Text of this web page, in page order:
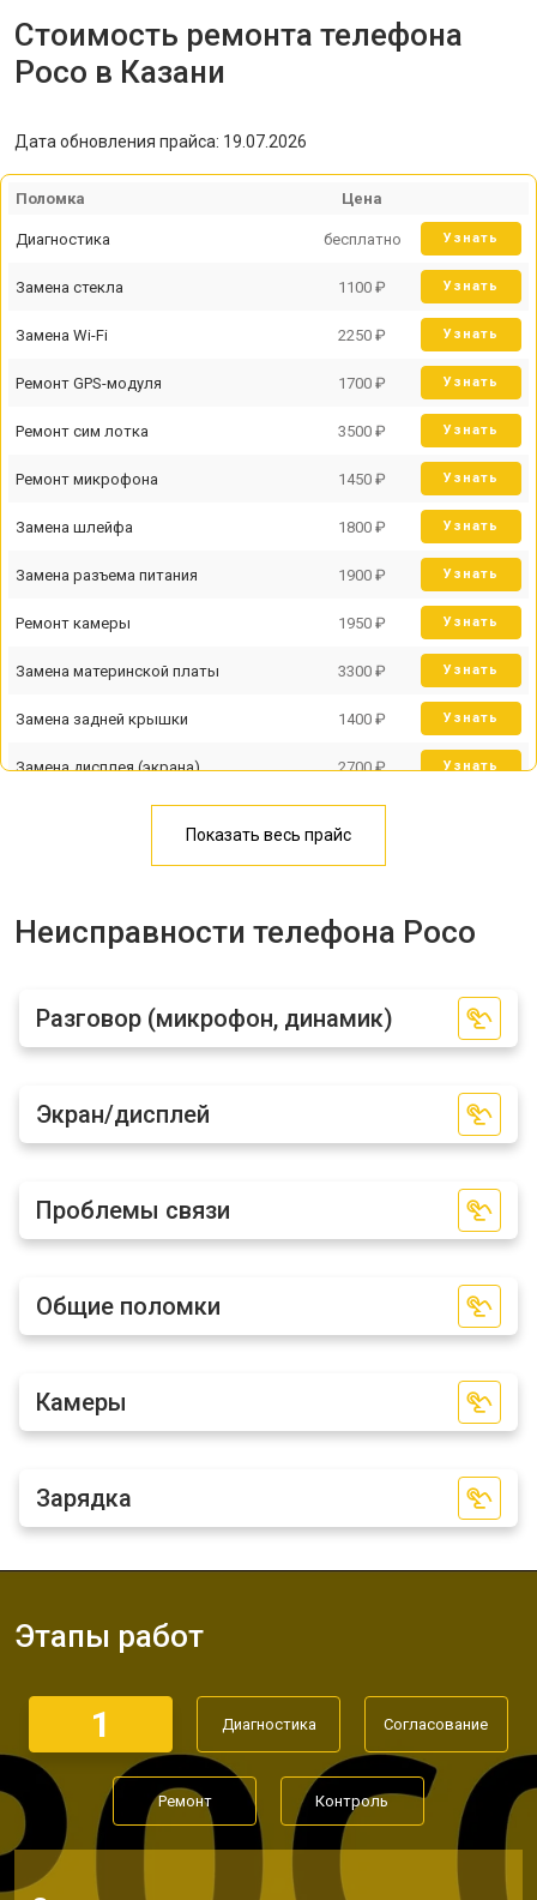
Стоимость ремонта телефона
Poco в Казани
Дата обновления прайса: 19.07.2026
Поломка Цена
Диагностика бесплатно Узнать
Замена стекла 1100 ₽ Узнать
Замена Wi-Fi 2250 ₽ Узнать
Ремонт GPS-модуля 1700 ₽ Узнать
Ремонт сим лотка 3500 ₽ Узнать
Ремонт микрофона 1450 ₽ Узнать
Замена шлейфа 1800 ₽ Узнать
Замена разъема питания 1900 ₽ Узнать
Ремонт камеры 1950 ₽ Узнать
Замена материнской платы 3300 ₽ Узнать
Замена задней крышки 1400 ₽ Узнать
Замена дисплея (экрана) 2700 ₽ Узнать
Замена кнопки включения 1750 ₽
Показать весь прайс
Неисправности телефона Poco
Разговор (микрофон, динамик)
Экран/дисплей
Проблемы связи
Общие поломки
Камеры
Зарядка
Этапы работ
1 Диагностика Согласование
Ремонт Контроль